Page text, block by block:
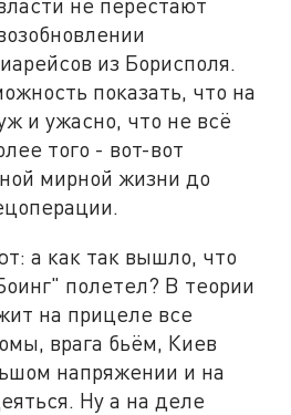
из Борисполя.
показать, что на
и ужасно, что не всё
того - вот-вот
мирной жизни до
а как так вышло, что
полетел? В теории
на прицеле все
врага бьём, Киев
напряжении и на
Ну а на деле